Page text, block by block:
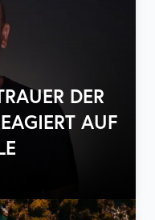
DER
AUF